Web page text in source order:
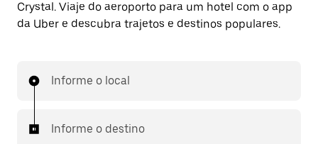
Crystal. Viaje do aeroporto para um hotel com o app
da Uber e descubra trajetos e destinos populares.
Informe o local
Informe o destino